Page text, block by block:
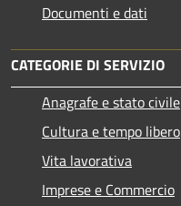
Documenti e dati
CATEGORIE DI SERVIZIO
Anagrafe e stato civile
Cultura e tempo libero
Vita lavorativa
Imprese e Commercio